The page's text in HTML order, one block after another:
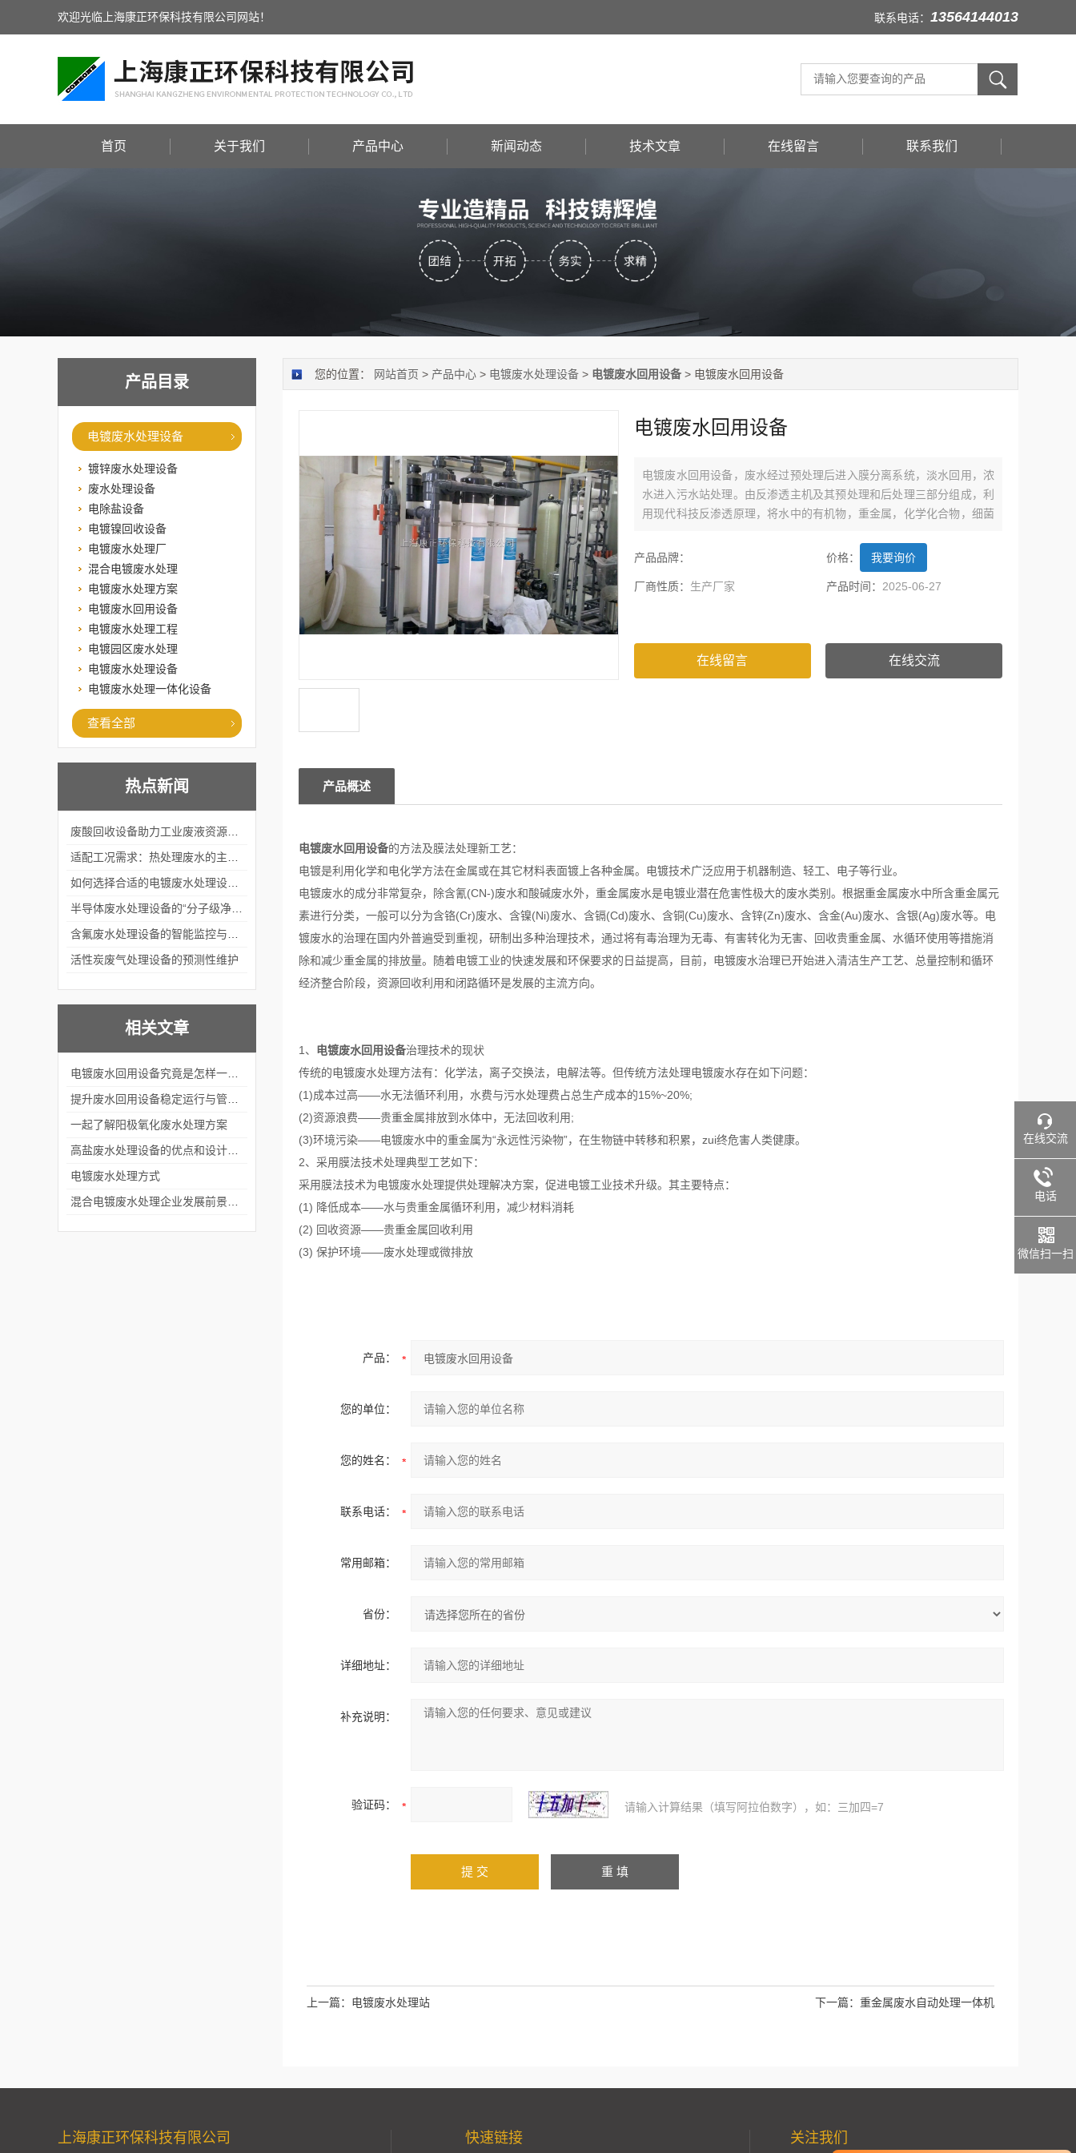
欢迎光临上海康正环保科技有限公司网站！ 联系电话： 13564144013
首页 关于我们 产品中心 新闻动态 技术文章 在线留言 联系我们
产品目录
电镀废水处理设备
镀锌废水处理设备
废水处理设备
电除盐设备
电镀镍回收设备
电镀废水处理厂
混合电镀废水处理
电镀废水处理方案
电镀废水回用设备
电镀废水处理工程
电镀园区废水处理
电镀废水处理设备
电镀废水处理一体化设备
查看全部
热点新闻
活性炭废气处理设备的预测性维护
相关文章
一起了解阳极氧化废水处理方案
电镀废水处理方式
您的位置： 网站首页 > 产品中心 > 电镀废水处理设备 > 电镀废水回用设备 > 电镀废水回用设备
电镀废水回用设备
电镀废水回用设备，废水经过预处理后进入膜分离系统，淡水回用，浓
水进入污水站处理。由反渗透主机及其预处理和后处理三部分组成，利
用现代科技反渗透原理，将水中的有机物，重金属，化学化合物，细菌
产品品牌：
价格： 我要询价
厂商性质： 生产厂家 产品时间： 2025-06-27
在线留言 在线交流
产品概述
电镀废水回用设备的方法及膜法处理新工艺：
电镀是利用化学和电化学方法在金属或在其它材料表面镀上各种金属。电镀技术广泛应用于机器制造、轻工、电子等行业。
电镀废水的成分非常复杂，除含氰(CN-)废水和酸碱废水外，重金属废水是电镀业潜在危害性极大的废水类别。根据重金属废水中所含重金属元
素进行分类，一般可以分为含铬(Cr)废水、含镍(Ni)废水、含镉(Cd)废水、含铜(Cu)废水、含锌(Zn)废水、含金(Au)废水、含银(Ag)废水等。电
镀废水的治理在国内外普遍受到重视，研制出多种治理技术，通过将有毒治理为无毒、有害转化为无害、回收贵重金属、水循环使用等措施消
除和减少重金属的排放量。随着电镀工业的快速发展和环保要求的日益提高，目前，电镀废水治理已开始进入清洁生产工艺、总量控制和循环
经济整合阶段，资源回收利用和闭路循环是发展的主流方向。
1、 电镀废水回用设备治理技术的现状
传统的电镀废水处理方法有：化学法，离子交换法，电解法等。但传统方法处理电镀废水存在如下问题：
(1)成本过高——水无法循环利用，水费与污水处理费占总生产成本的15%~20%;
(2)资源浪费——贵重金属排放到水体中，无法回收利用;
(3)环境污染——电镀废水中的重金属为“永远性污染物”，在生物链中转移和积累，zui终危害人类健康。
2、采用膜法技术处理典型工艺如下：
采用膜法技术为电镀废水处理提供处理解决方案，促进电镀工业技术升级。其主要特点：
(1) 降低成本——水与贵重金属循环利用，减少材料消耗
(2) 回收资源——贵重金属回收利用
(3) 保护环境——废水处理或微排放
产品：
您的单位：
您的姓名：
联系电话：
常用邮箱：
省份：
详细地址：
补充说明：
验证码： 请输入计算结果（填写阿拉伯数字），如：三加四=7
上一篇： 电镀废水处理站 下一篇： 重金属废水自动处理一体机
上海康正环保科技有限公司 快速链接 关注我们
在线交流
电话
微信扫一扫